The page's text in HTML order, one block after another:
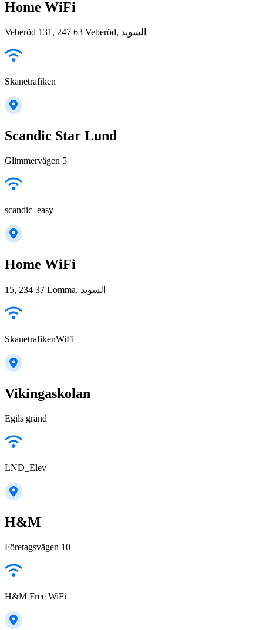
Home WiFi
Veberöd 131, 247 63 Veberöd, السويد
Skanetrafiken
Scandic Star Lund
Glimmervägen 5
scandic_easy
Home WiFi
15, 234 37 Lomma, السويد
SkanetrafikenWiFi
Vikingaskolan
Egils gränd
LND_Elev
H&M
Företagsvägen 10
H&M Free WiFi